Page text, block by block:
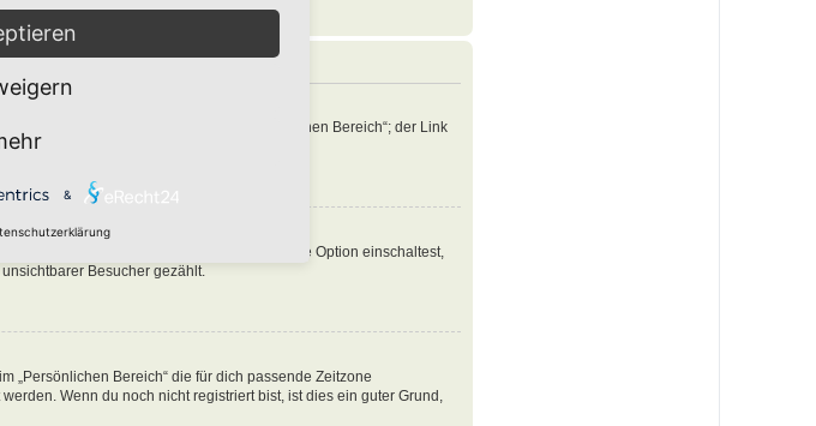
Um diese zu ändern, gehe in den „Persönlichen Bereich“; der Link
alle deine Einstellungen ändern.
dieser Sitzung verbergen“. Wenn du diese Option einschaltest,
Besucher gezählt.
„Persönlichen Bereich“ die für dich passende Zeitzone
Wenn du noch nicht registriert bist, ist dies ein guter Grund,
&